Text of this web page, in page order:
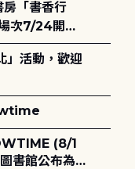
次7/24開始
(8/1
書館公布為